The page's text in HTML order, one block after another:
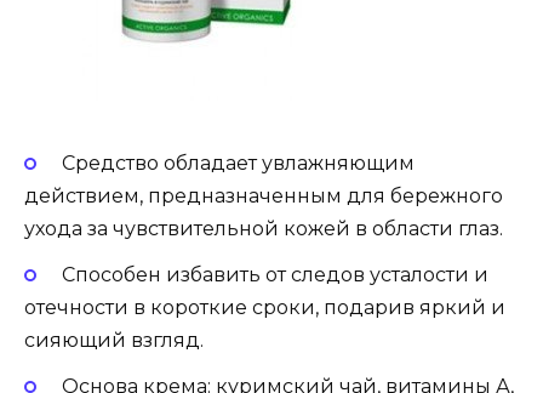
Средство обладает увлажняющим
действием, предназначенным для бережного
ухода за чувствительной кожей в области глаз.
Способен избавить от следов усталости и
отечности в короткие сроки, подарив яркий и
сияющий взгляд.
Основа крема: куримский чай, витамины А,